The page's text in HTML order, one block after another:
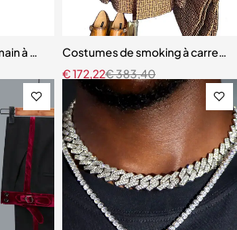
à motif serpentin pour hommes,
Costumes de smoking à
€383,40
€172,22